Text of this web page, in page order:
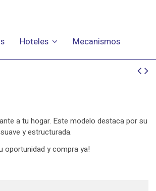
Hoteles Mecanismos
a tu hogar. Este modelo destaca por su
y estructurada.
oportunidad y compra ya!